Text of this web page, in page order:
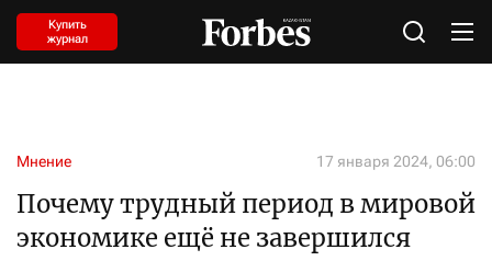
Купить
журнал
Мнение 17 января 2024, 06:00
Почему трудный период в мировой
экономике ещё не завершился